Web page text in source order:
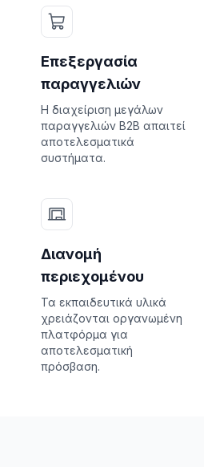
Επεξεργασία
παραγγελιών
Η διαχείριση μεγάλων
παραγγελιών B2B απαιτεί
αποτελεσματικά
συστήματα.
Διανομή
περιεχομένου
Τα εκπαιδευτικά υλικά
χρειάζονται οργανωμένη
πλατφόρμα για
αποτελεσματική
πρόσβαση.